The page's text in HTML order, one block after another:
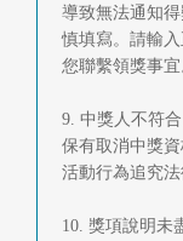
導致無法通知
慎填寫。請輸
您聯繫領獎事宜
9. 中獎人不符
保有取消中獎
活動行為追究法
10. 獎項說明未